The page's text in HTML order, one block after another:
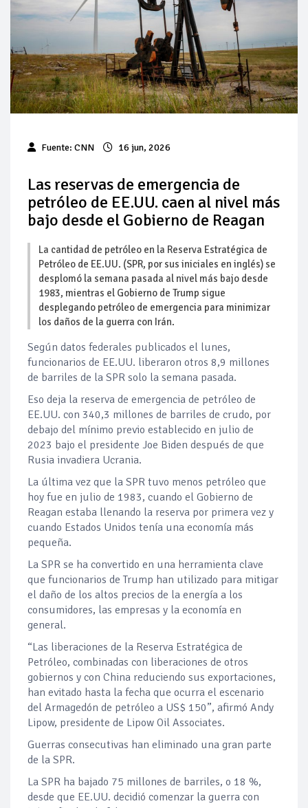
Baja 5% más el precio internacional del crudo por posible
Aumentan 83% ventas de diésel Pemex: PetroIntelligence
Aumenta la producción de hidrocarburos de Pemex; aún
está lejos de la meta
Medio Oriente
Así comienza un nuevo mes para los combustibles
Cautela en el mercado por conversaciones Irán-Omán
mantienen precios al alza
Fuente: CNN 16 jun, 2026
Las reservas de emergencia de
petróleo de EE.UU. caen al nivel más
bajo desde el Gobierno de Reagan
La cantidad de petróleo en la Reserva Estratégica de
Petróleo de EE.UU. (SPR, por sus iniciales en inglés) se
desplomó la semana pasada al nivel más bajo desde
1983, mientras el Gobierno de Trump sigue
desplegando petróleo de emergencia para minimizar
los daños de la guerra con Irán.
Según datos federales publicados el lunes,
funcionarios de EE.UU. liberaron otros 8,9 millones
de barriles de la SPR solo la semana pasada.
Eso deja la reserva de emergencia de petróleo de
EE.UU. con 340,3 millones de barriles de crudo, por
debajo del mínimo previo establecido en julio de
2023 bajo el presidente Joe Biden después de que
Rusia invadiera Ucrania.
La última vez que la SPR tuvo menos petróleo que
hoy fue en julio de 1983, cuando el Gobierno de
Reagan estaba llenando la reserva por primera vez y
cuando Estados Unidos tenía una economía más
pequeña.
La SPR se ha convertido en una herramienta clave
que funcionarios de Trump han utilizado para mitigar
el daño de los altos precios de la energía a los
consumidores, las empresas y la economía en
general.
“Las liberaciones de la Reserva Estratégica de
Petróleo, combinadas con liberaciones de otros
gobiernos y con China reduciendo sus exportaciones,
han evitado hasta la fecha que ocurra el escenario
del Armagedón de petróleo a US$ 150”, afirmó Andy
Lipow, presidente de Lipow Oil Associates.
Guerras consecutivas han eliminado una gran parte
de la SPR.
La SPR ha bajado 75 millones de barriles, o 18 %,
desde que EE.UU. decidió comenzar la guerra con